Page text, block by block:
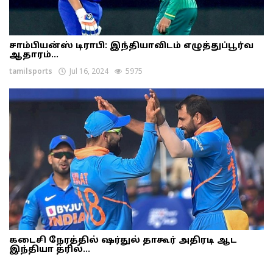
சாம்பியன்ஸ் டிராபி: இந்தியாவிடம் எழுத்துப்பூர்வ
ஆதாரம்...
tamilsports Jul 16, 2024 5975
கடைசி நேரத்தில் ஷர்துல் தாகூர் அதிரடி ஆட
இந்தியா த்ரில்...